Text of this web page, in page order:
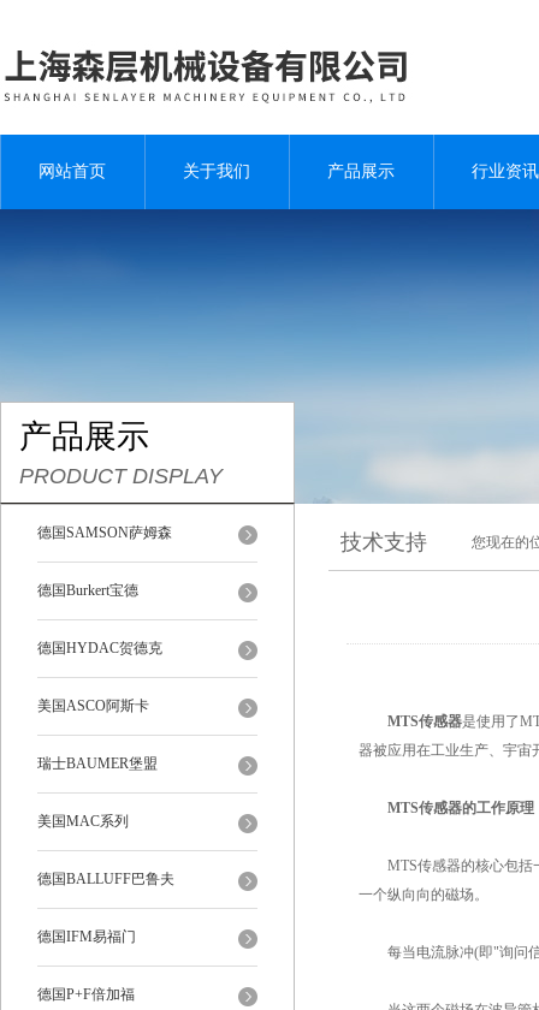
网站首页 关于我们 产品展示 行业资讯
产品展示
PRODUCT DISPLAY
德国SAMSON萨姆森
德国Burkert宝德
德国HYDAC贺德克
美国ASCO阿斯卡
瑞士BAUMER堡盟
美国MAC系列
德国BALLUFF巴鲁夫
德国IFM易福门
德国P+F倍加福
技术支持 您现在的
MTS传感器是使用了
器被应用在工业生产、宇宙
MTS传感器的工作原理
MTS传感器的核心包括一
一个纵向向的磁场。
每当电流脉冲(即"询问信